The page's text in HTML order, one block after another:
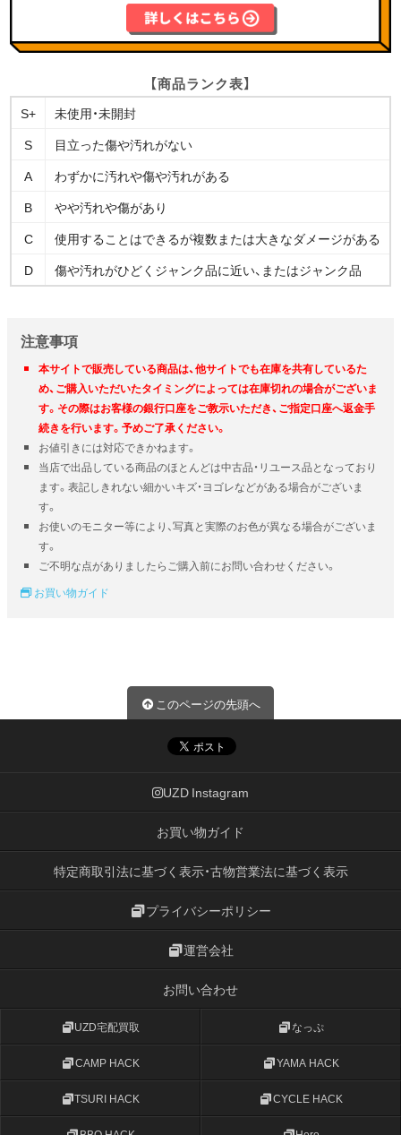
【商品ランク表】
S+
未使用・未開封
S
目立った傷や汚れがない
A
わずかに汚れや傷や汚れがある
B
やや汚れや傷があり
C
使用することはできるが複数または大きなダメージがある
D
傷や汚れがひどくジャンク品に近い、またはジャンク品
注意事項
本サイトで販売している商品は、他サイトでも在庫を共有しているた
め、ご購入いただいたタイミングによっては在庫切れの場合がございま
す。その際はお客様の銀行口座をご教示いただき、ご指定口座へ返金手
続きを行います。予めご了承ください。
お値引きには対応できかねます。
当店で出品している商品のほとんどは中古品・リユース品となっており
ます。表記しきれない細かいキズ・ヨゴレなどがある場合がございま
す。
お使いのモニター等により、写真と実際のお色が異なる場合がございま
す。
ご不明な点がありましたらご購入前にお問い合わせください。
お買い物ガイド
このページの先頭へ
UZD Instagram
お買い物ガイド
特定商取引法に基づく表示・古物営業法に基づく表示
プライバシーポリシー
運営会社
お問い合わせ
UZD宅配買取 なっぷ
CAMP HACK YAMA HACK
TSURI HACK CYCLE HACK